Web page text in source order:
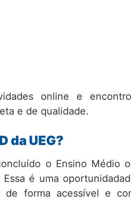
online e
e de qualidade.
da UEG?
o Ensino Médio
é uma
de forma acessível e